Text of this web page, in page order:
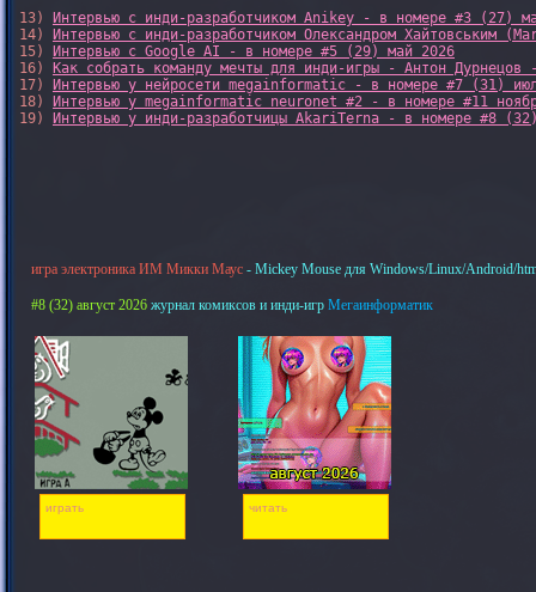
13)
Интервью с инди-разработчиком Anikey - в номере #3 (27)
14)
Интервью с инди-разработчиком Олександром Хайтовським
15)
Интервью с Google AI - в номере #5 (29) май 2026
16)
Как собрать команду мечты для инди-игры - Антон
17)
Интервью у нейросети megainformatic - в номере #7 (31)
18)
Интервью у megainformatic neuronet #2 - в номере #11
19)
Интервью у инди-разработчицы AkariTerna - в номере #8
игра электроника ИМ Микки Маус - Mickey Mouse для Windows/Linux/Android/
#8 (32) август 2026 журнал комиксов и инди-игр Мегаинформатик
играть читать